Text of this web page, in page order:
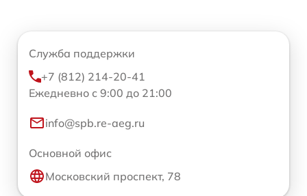
Служба поддержки
+7 (812) 214-20-41
Ежедневно с 9:00 до 21:00
info@spb.re-aeg.ru
Основной офис
Московский проспект, 78